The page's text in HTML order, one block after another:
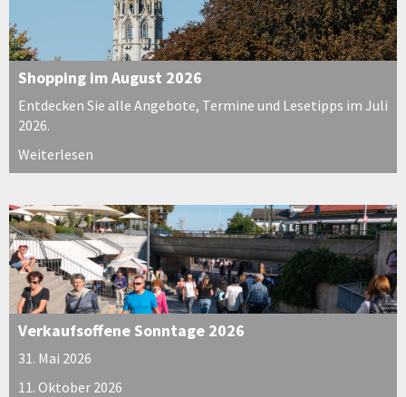
Shopping im August 2026
Entdecken Sie alle Angebote, Termine und Lesetipps im Juli
2026.
Weiterlesen
Verkaufsoffene Sonntage 2026
31. Mai 2026
11. Oktober 2026